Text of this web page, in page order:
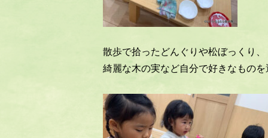
散歩で拾ったどんぐりや松ぼっくり、
綺麗な木の実など自分で好きなもの